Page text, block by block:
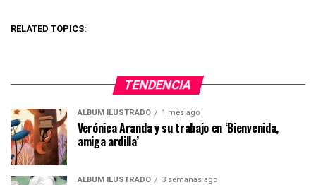
RELATED TOPICS:
TENDENCIA
ÁLBUM ILUSTRADO 1 mes ago
Verónica Aranda y su trabajo en ‘Bienvenida,
amiga ardilla’
ÁLBUM ILUSTRADO 3 semanas ago